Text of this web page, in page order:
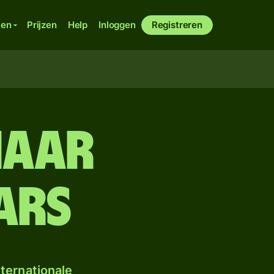
Prijzen Help Inloggen Registreren